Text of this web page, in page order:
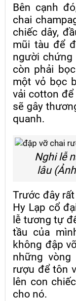
Bên cạnh
chai
chiếc dây,
mũi tàu để
người chứng
còn phải
một vỏ bọc
vải cotton
sẽ gây
quanh.
Nghi lễ
lâu
Trước đây
Hy Lạp cổ
lễ tương tự
tầu của
không đập
những
rượu để tôn
lên con
cho nó.